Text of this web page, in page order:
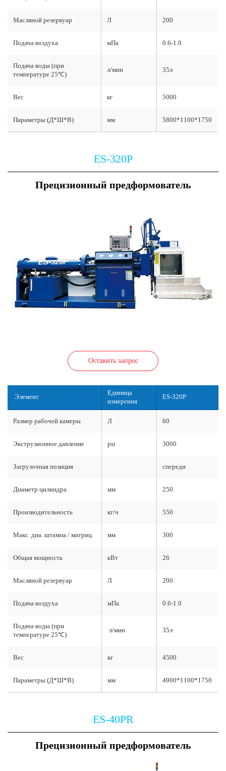
Масляной резервуар Л 200
Подача воздуха мПа 0.6-1.0
Подача воды (при
температуре 25℃)
л/мин 35л
Вес кг 5000
Параметры (Д*Ш*В) мм 5800*1100*1750
ES-320P
Прецизионный предформователь
Оставить запрос
Элемент
Единица
измерения
ES-320P
Размер рабочей камеры Л 60
Экструзионное давление psi 3000
Загрузочная позиция спереди
Диаметр цилиндра мм 250
Производительность кг/ч 550
Макс. диа. штампа / матриц мм 300
Общая мощность кВт 26
Масляной резервуар Л 200
Подача воздуха мПа 0.6-1.0
Подача воды (при
температуре 25℃)
л/мин 35л
Вес кг 4500
Параметры (Д*Ш*В) мм 4900*1100*1750
ES-40PR
Прецизионный предформователь